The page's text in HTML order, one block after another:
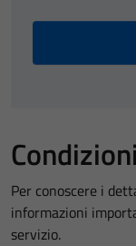
Per conoscere i
informazioni
servizio.